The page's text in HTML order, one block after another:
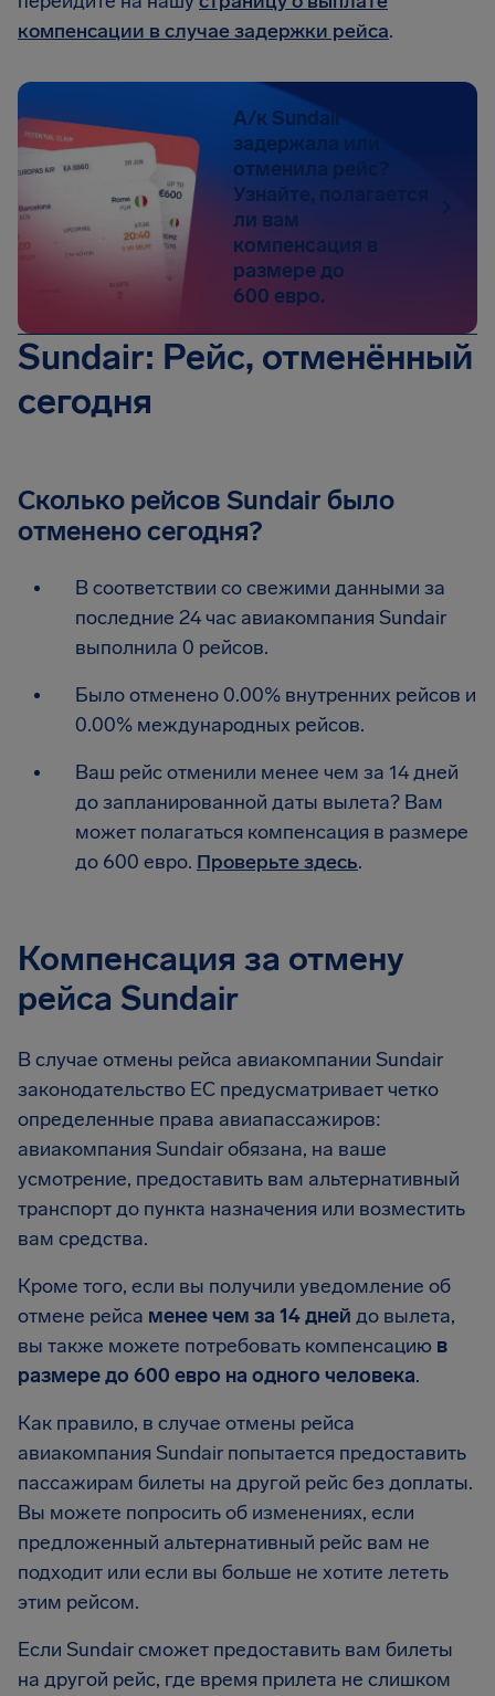
компенсации в случае задержки рейса.
А/к Sundair
задержала или
отменила рейс?
Узнайте, полагается
ли вам
компенсация в
размере до
600 евро.
Sundair: Рейс, отменённый
сегодня
Сколько рейсов Sundair было
отменено сегодня?
В соответствии со свежими данными за
последние 24 час авиакомпания Sundair
выполнила 0 рейсов.
Было отменено 0.00% внутренних рейсов и
0.00% международных рейсов.
Ваш рейс отменили менее чем за 14 дней
до запланированной даты вылета? Вам
может полагаться компенсация в размере
до 600 евро. Проверьте здесь.
Компенсация за отмену
рейса Sundair
В случае отмены рейса авиакомпании Sundair
законодательство ЕС предусматривает четко
определенные права авиапассажиров:
авиакомпания Sundair обязана, на ваше
усмотрение, предоставить вам альтернативный
транспорт до пункта назначения или возместить
вам средства.
Кроме того, если вы получили уведомление об
отмене рейса менее чем за 14 дней до вылета,
вы также можете потребовать компенсацию в
размере до 600 евро на одного человека.
Как правило, в случае отмены рейса
авиакомпания Sundair попытается предоставить
пассажирам билеты на другой рейс без доплаты.
Вы можете попросить об изменениях, если
предложенный альтернативный рейс вам не
подходит или если вы больше не хотите лететь
этим рейсом.
Если Sundair сможет предоставить вам билеты
на другой рейс, где время прилета не слишком